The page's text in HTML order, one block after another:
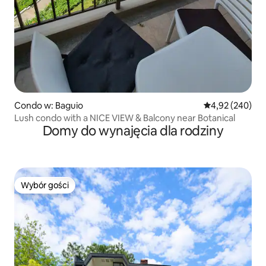
Condo w: Baguio Średnia
4,92 (240)
Lush condo with a NICE VIEW & Balcony near Botanical
Domy do wynajęcia dla rodziny
Wybór gości
Wybór gości